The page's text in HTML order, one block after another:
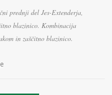
prednji del Jes-Extenderja,
blazinico. Kombinacija
in zaščitno blazinico.